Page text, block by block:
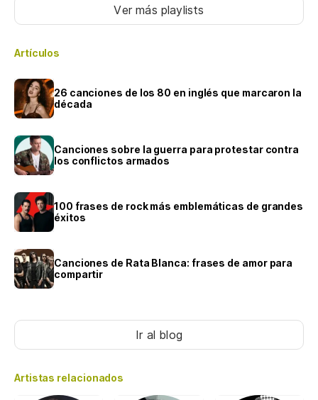
Ver más playlists
Artículos
26 canciones de los 80 en inglés que marcaron la
década
Canciones sobre la guerra para protestar contra
los conflictos armados
100 frases de rock más emblemáticas de grandes
éxitos
Canciones de Rata Blanca: frases de amor para
compartir
Ir al blog
Artistas relacionados